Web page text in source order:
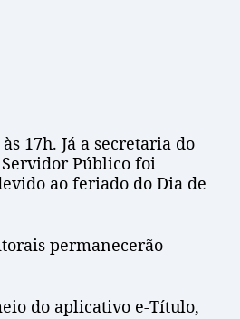
17h. Já a secretaria do
Público foi
ao feriado do Dia de
permanecerão
do aplicativo e-Título,